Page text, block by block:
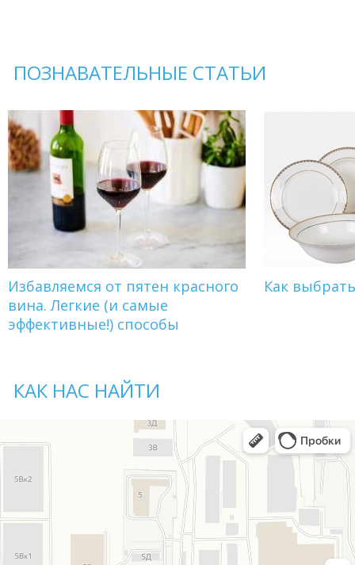
ПОЗНАВАТЕЛЬНЫЕ СТАТЬИ
Избавляемся от пятен красного
вина. Легкие (и самые
эффективные!) способы
Как
КАК НАС НАЙТИ